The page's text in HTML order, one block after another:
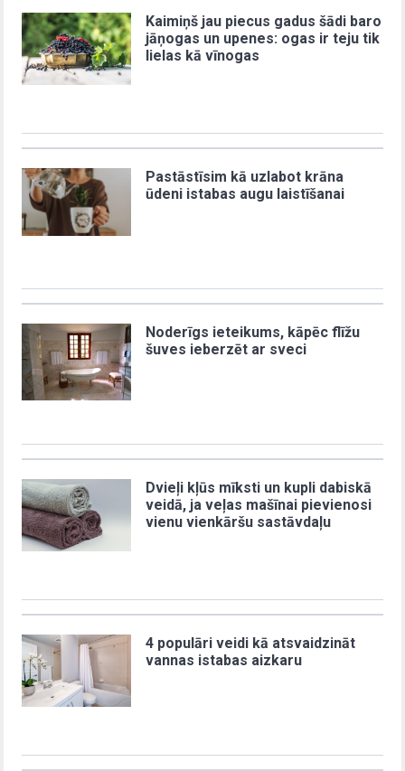
Kaimiņš jau piecus gadus šādi baro
jāņogas un upenes: ogas ir teju tik
lielas kā vīnogas
Pastāstīsim kā uzlabot krāna
ūdeni istabas augu laistīšanai
Noderīgs ieteikums, kāpēc flīžu
šuves ieberzēt ar sveci
Dvieļi kļūs mīksti un kupli dabiskā
veidā, ja veļas mašīnai pievienosi
vienu vienkāršu sastāvdaļu
4 populāri veidi kā atsvaidzināt
vannas istabas aizkaru